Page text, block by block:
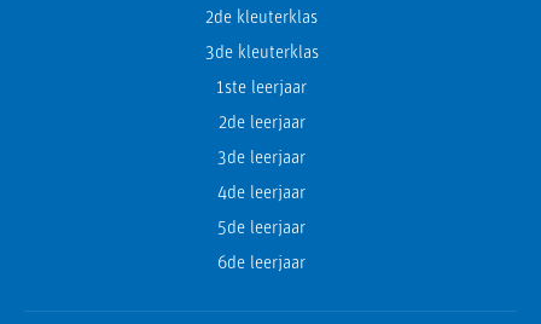
2de kleuterklas
3de kleuterklas
1ste leerjaar
2de leerjaar
3de leerjaar
4de leerjaar
5de leerjaar
6de leerjaar